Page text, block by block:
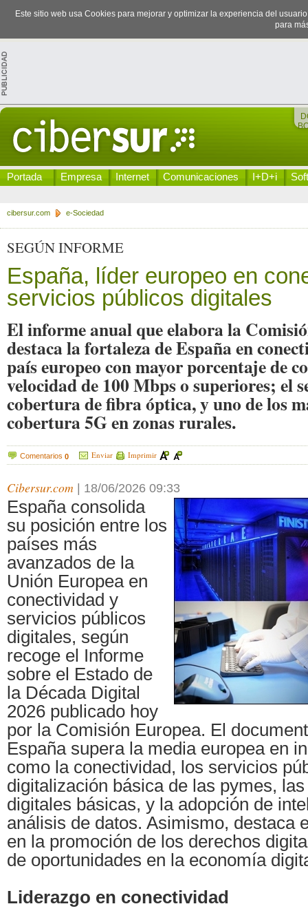
Este sitio web usa Cookies para mejorar y optimizar la experiencia del
para
Portada Empresa Internet Comunicaciones I+D+i
cibersur.com e-Sociedad
SEGÚN INFORME
España, líder europeo en
servicios públicos digitales
El informe anual que elabora la
destaca la fortaleza de España en
país europeo con mayor porcentaje de
velocidad de 100 Mbps o superiores; el
cobertura de fibra óptica, y uno de los
cobertura 5G en zonas rurales.
Comentarios 0 Enviar Imprimir
Cibersur.com 18/06/2026 09:33
España consolida
su posición entre los
países más
avanzados de la
Unión Europea en
conectividad y
servicios públicos
digitales, según
recoge el Informe
sobre el Estado de
la Década Digital
2026 publicado hoy
por la Comisión Europea. El
España supera la media europea en
como la conectividad, los servicios
digitalización básica de las pymes,
digitales básicas, y la adopción de
análisis de datos. Asimismo, destaca
en la promoción de los derechos
de oportunidades en la economía
Liderazgo en conectividad